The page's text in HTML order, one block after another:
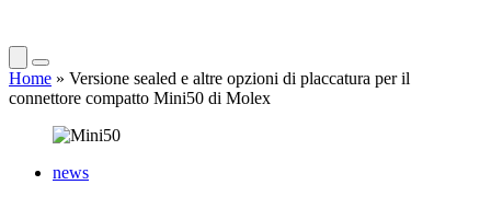
Home » Versione sealed e altre opzioni di placcatura per il
connettore compatto Mini50 di Molex
news